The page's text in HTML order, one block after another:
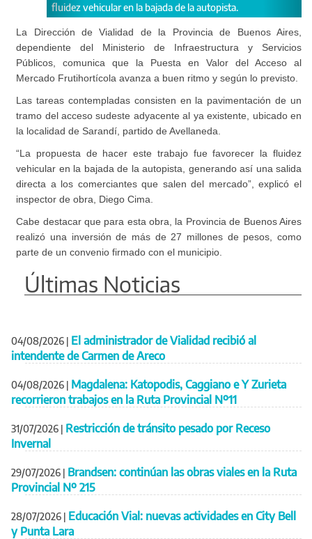
de la autopista.
acceso sudeste adyacente al ya
La Dirección de Vialidad de la Provincia de Buenos Aires,
dependiente del Ministerio de Infraestructura y Servicios
Públicos, comunica que la Puesta en Valor del Acceso al
Mercado Frutihortícola avanza a buen ritmo y según lo previsto.
Las tareas contempladas consisten en la pavimentación de un
tramo del acceso sudeste adyacente al ya existente, ubicado en
la localidad de Sarandí, partido de Avellaneda.
“La propuesta de hacer este trabajo fue favorecer la fluidez
vehicular en la bajada de la autopista, generando así una salida
directa a los comerciantes que salen del mercado”, explicó el
inspector de obra, Diego Cima.
Cabe destacar que para esta obra, la Provincia de Buenos Aires
realizó una inversión de más de 27 millones de pesos, como
parte de un convenio firmado con el municipio.
Últimas Noticias
04/08/2026 | El administrador de Vialidad recibió al
intendente de Carmen de Areco
04/08/2026 | Magdalena: Katopodis, Caggiano e Y Zurieta
recorrieron trabajos en la Ruta Provincial Nº11
31/07/2026 | Restricción de tránsito pesado por Receso
Invernal
29/07/2026 | Brandsen: continúan las obras viales en la Ruta
Provincial Nº 215
28/07/2026 | Educación Vial: nuevas actividades en City Bell
y Punta Lara